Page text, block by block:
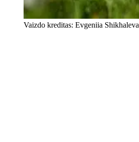
Vaizdo kreditas: Evgeniia